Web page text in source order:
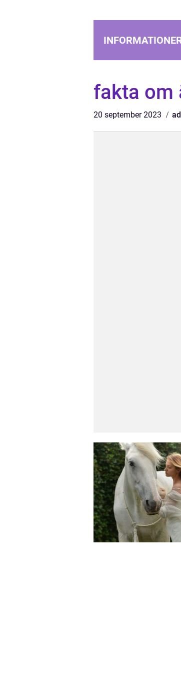
fakta om
20 september 2023